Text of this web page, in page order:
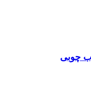
چوبی